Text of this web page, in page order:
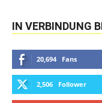
IN VERBINDUNG
20,694 Fans
2,506 Follower